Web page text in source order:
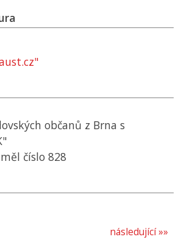
občanů z Brna s
číslo 828
následující »»